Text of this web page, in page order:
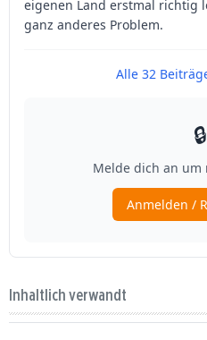
Inhaltlich verwandt